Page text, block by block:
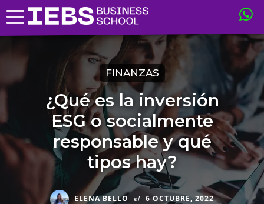
FINANZAS
¿Qué es la inversión
ESG o socialmente
responsable y qué
tipos hay?
ELENA BELLO el 6 OCTUBRE, 2022